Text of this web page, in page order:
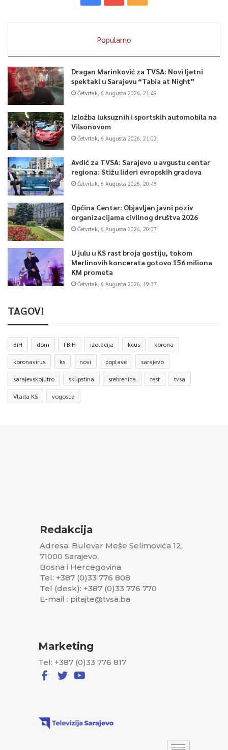
Popularno
Dragan Marinković za TVSA: Novi ljetni
spektakl u Sarajevu “Tabia at Night”
Četvrtak, 6 Augusta 2026, 21:49
Izložba luksuznih i sportskih automobila na
Vilsonovom
Četvrtak, 6 Augusta 2026, 21:03
Avdić za TVSA: Sarajevo u avgustu centar
regiona: Stižu lideri evropskih gradova
Četvrtak, 6 Augusta 2026, 20:48
Općina Centar: Objavljen javni poziv
organizacijama civilnog društva 2026
Četvrtak, 6 Augusta 2026, 20:07
U julu u KS rast broja gostiju, tokom
Merlinovih koncerata gotovo 156 miliona
KM prometa
Četvrtak, 6 Augusta 2026, 19:37
TAGOVI
BiH dom FBiH izolacija kcus korona
koronavirus ks novi poplave sarajevo
sarajevskojutro skupstina srebrenica test tvsa
Vlada KS vogosca
Redakcija
Adresa: Bulevar Meše Selimovića 12,
71000 Sarajevo,
Bosna i Hercegovina
Tel: +387 (0)33 776 808
Tel (desk): +387 (0)33 776 770
E-mail : pitajte@tvsa.ba
Marketing
Tel: +387 (0)33 776 817